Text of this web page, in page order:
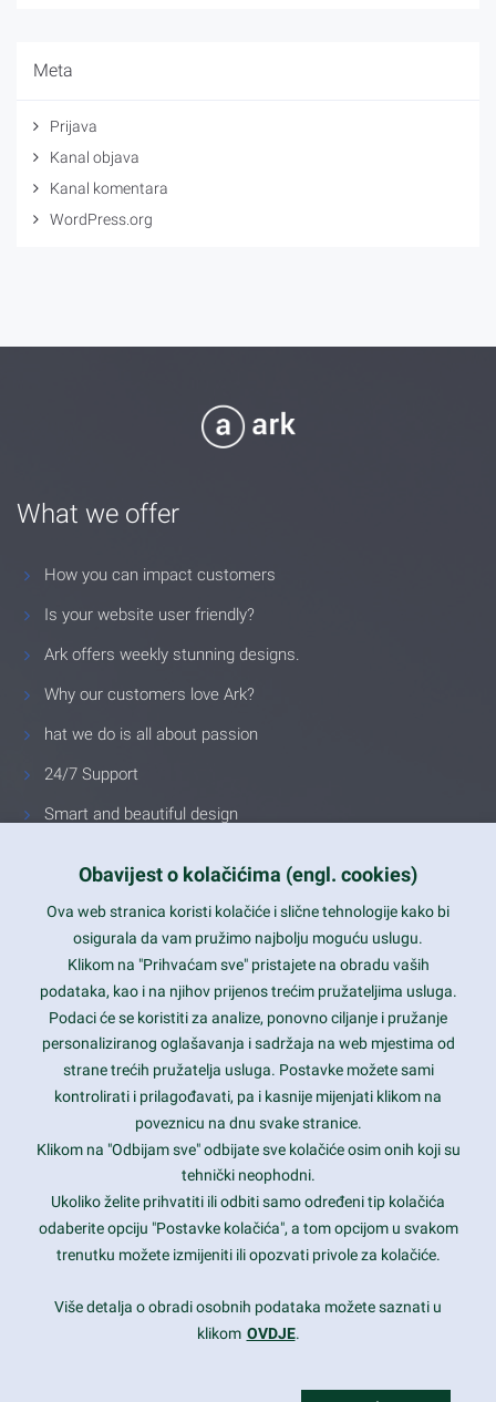
Meta
Prijava
Kanal objava
Kanal komentara
WordPress.org
What we offer
How you can impact customers
Is your website user friendly?
Ark offers weekly stunning designs.
Why our customers love Ark?
hat we do is all about passion
24/7 Support
Smart and beautiful design
Latest trends and much more...
Contact Info
1600 Amphitheatre Parkway, Mountain View, CA 94043
prothemes.net@gmail.com
Daily: 9:00 am - 6:00 pm
Sunday: Closed
Copyright 2017FRESHFACE© All Rights Reserved
Obavijest o kolačićima (engl. cookies)
Ova web stranica koristi kolačiće i slične tehnologije kako bi
osigurala da vam pružimo najbolju moguću uslugu.
Klikom na "Prihvaćam sve" pristajete na obradu vaših
podataka, kao i na njihov prijenos trećim pružateljima usluga.
Podaci će se koristiti za analize, ponovno ciljanje i pružanje
personaliziranog oglašavanja i sadržaja na web mjestima od
strane trećih pružatelja usluga. Postavke možete sami
kontrolirati i prilagođavati, pa i kasnije mijenjati klikom na
poveznicu na dnu svake stranice.
Klikom na "Odbijam sve" odbijate sve kolačiće osim onih koji su
tehnički neophodni.
Ukoliko želite prihvatiti ili odbiti samo određeni tip kolačića
odaberite opciju "Postavke kolačića", a tom opcijom u svakom
trenutku možete izmijeniti ili opozvati privole za kolačiće.
Više detalja o obradi osobnih podataka možete saznati u
klikom OVDJE.